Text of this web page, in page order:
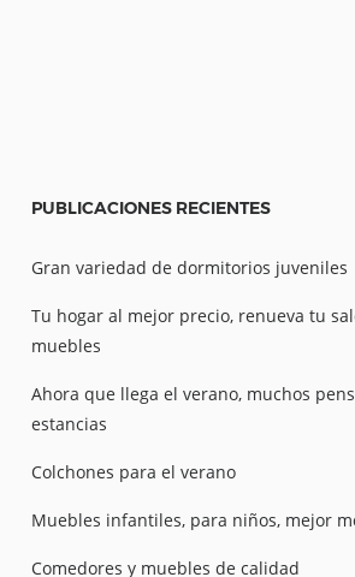
PUBLICACIONES RECIENTES
Gran variedad de dormitorios juveniles
Tu hogar al mejor precio, renueva tu
muebles
Ahora que llega el verano, muchos
estancias
Colchones para el verano
Muebles infantiles, para niños, mejor
Comedores y muebles de calidad